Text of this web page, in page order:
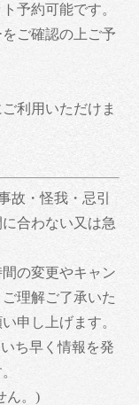
予約可能です‍。
ご確認の上ご予
利用いただけま
故・怪我・忌引
合わない又は急
の変更やキャン
理解ご了承いた
申し上げます。
ち早く情報を発
ん。)